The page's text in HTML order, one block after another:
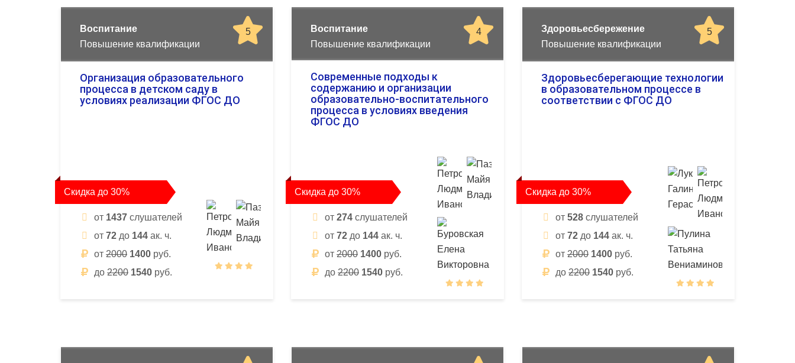
5
Воспитание
Повышение квалификации
Организация образовательного
процесса в детском саду в
условиях реализации ФГОС ДО
Скидка до 30%
от 1437 слушателей
от 72 до 144 ак. ч.
от 2000 1400 руб.
до 2200 1540 руб.
4
Воспитание
Повышение квалификации
Современные подходы к
содержанию и организации
образовательно-воспитательного
процесса в условиях введения
ФГОС ДО
Скидка до 30%
от 274 слушателей
от 72 до 144 ак. ч.
от 2000 1400 руб.
до 2200 1540 руб.
5
Здоровьесбережение
Повышение квалификации
Здоровьесберегающие технологии
в образовательном процессе в
соответствии с ФГОС ДО
Скидка до 30%
от 528 слушателей
от 72 до 144 ак. ч.
от 2000 1400 руб.
до 2200 1540 руб.